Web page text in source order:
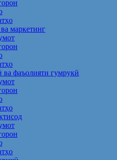
маркетинг
фаъолияти гумрукӣ